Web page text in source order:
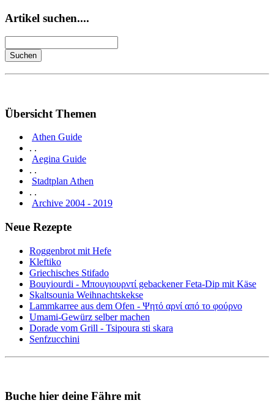
Artikel suchen....
Übersicht Themen
Athen Guide
. .
Aegina Guide
. .
Stadtplan Athen
. .
Archive 2004 - 2019
Neue Rezepte
Roggenbrot mit Hefe
Kleftiko
Griechisches Stifado
Bouyiourdi - Μπουγιουρντί gebackener Feta-Dip mit Käse
Skaltsounia Weihnachtskekse
Lammkarree aus dem Ofen - Ψητό αρνί από το φούρνο
Umami-Gewürz selber machen
Dorade vom Grill - Tsipoura sti skara
Senfzucchini
Buche hier deine Fähre mit